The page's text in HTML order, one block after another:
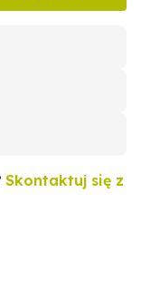
Skontaktuj się z